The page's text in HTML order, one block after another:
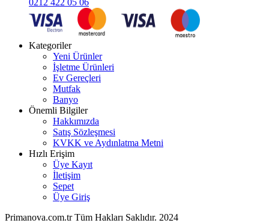
Kategoriler
Yeni Ürünler
İşletme Ürünleri
Ev Gereçleri
Mutfak
Banyo
Önemli Bilgiler
Hakkımızda
Satış Sözleşmesi
KVKK ve Aydınlatma Metni
Hızlı Erişim
Üye Kayıt
İletişim
Sepet
Üye Giriş
Primanova.com.tr Tüm Hakları Saklıdır. 2024